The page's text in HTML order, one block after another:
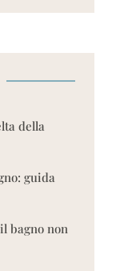
della
guida
bagno non